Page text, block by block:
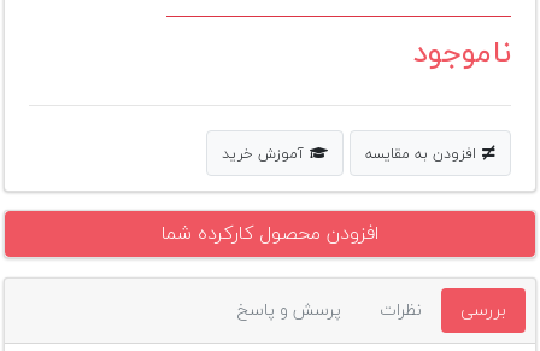
دست
دوم
دوربین
بله
ناموجود
افزودن به مقایسه آموزش خرید
افزودن محصول کارکرده شما
بررسی نظرات پرسش و پاسخ